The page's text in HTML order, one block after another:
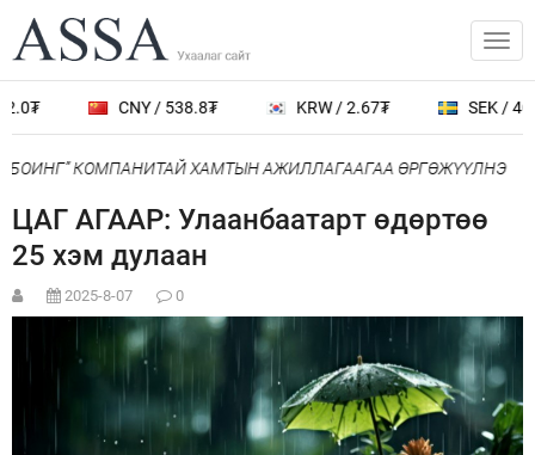
CNY / 538.8₮ KRW / 2.67₮ SEK /
КОМПАНИТАЙ ХАМТЫН АЖИЛЛАГААГАА ӨРГӨЖҮҮЛНЭ
ЦАГ АГААР: Улаанбаатарт өдөртөө
25 хэм дулаан
2025-8-07 0